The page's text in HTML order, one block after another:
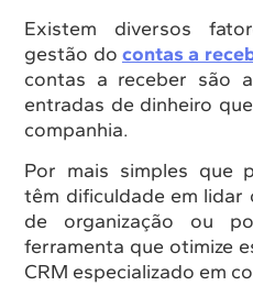
Existem diversos
gestão do contas a
contas a receber são
entradas de dinheiro
companhia.
Por mais simples que
têm dificuldade em lidar
de organização ou
ferramenta que otimize
CRM especializado em